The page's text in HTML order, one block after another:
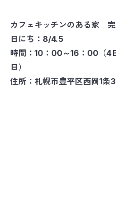
カフェキッチンのある家
日にち：8/4.5
時間：10：00～16：00（
日）
住所：札幌市豊平区西岡1条